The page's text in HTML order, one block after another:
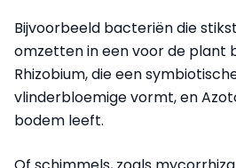
Bijvoorbeeld bacteriën die
omzetten in een voor de plant
Rhizobium, die een
vlinderbloemige vormt, en
bodem leeft.